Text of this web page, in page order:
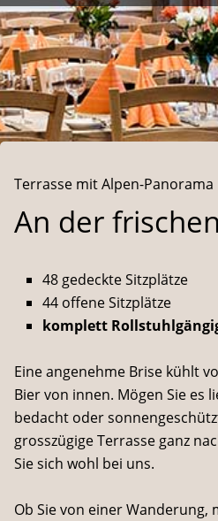
Terrasse mit Alpen-Panorama
An der
48 gedeckte Sitzplätze
44 offene Sitzplätze
komplett
Eine angenehme Brise kühlt
Bier von innen. Mögen Sie es
bedacht oder
grosszügige Terrasse ganz
Sie sich wohl bei uns.
Ob Sie von einer